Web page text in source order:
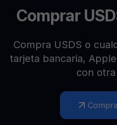
Comprar
Compra USDS o
tarjeta bancaria,
con